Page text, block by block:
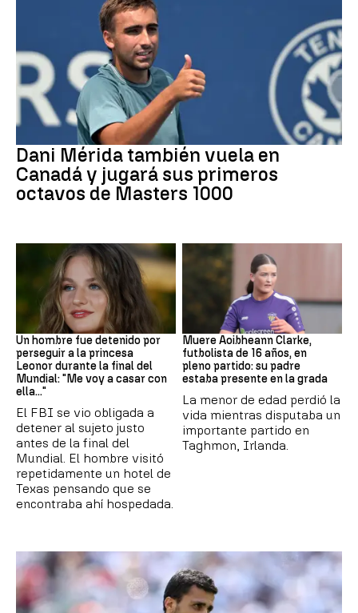
Dani Mérida también vuela en
Canadá y jugará sus primeros
octavos de Masters 1000
Mundial 2026
Un hombre fue detenido por
perseguir a la princesa
Leonor durante la final del
Mundial: "Me voy a casar con
ella..."
El FBI se vio obligada a
detener al sujeto justo
antes de la final del
Mundial. El hombre visitó
repetidamente un hotel de
Texas pensando que se
encontraba ahí hospedada.
Muere Aoibheann Clarke,
futbolista de 16 años, en
pleno partido: su padre
estaba presente en la grada
La menor de edad perdió la
vida mientras disputaba un
importante partido en
Taghmon, Irlanda.